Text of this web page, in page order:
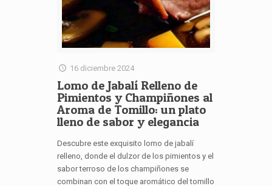
16 diciembre 2024
Lomo de Jabalí Relleno de
Pimientos y Champiñones al
Aroma de Tomillo: un plato
lleno de sabor y elegancia
Descubre este exquisito lomo de jabalí
relleno, donde el dulzor de los pimientos y el
sabor terroso de los champiñones se
combinan con el toque aromático del tomillo